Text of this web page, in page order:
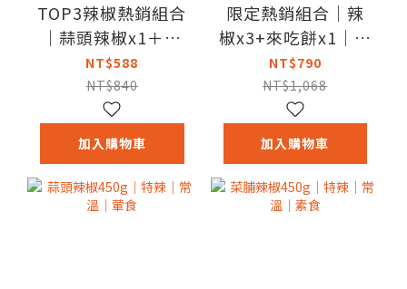
TOP3辣椒熱銷組合
｜蒜頭辣椒x1＋菜
脯辣椒x1＋茶油剝
椒中辣x1＋Q達餅
30gx2(口味隨機)｜
常溫
NT$588
NT$840
加入購物車
限定熱銷組合｜辣
椒x3+來吃餅x1｜蒜
頭辣椒450g｜菜脯
辣椒450g｜來吃餅
450g｜常溫
NT$790
NT$1,068
加入購物車